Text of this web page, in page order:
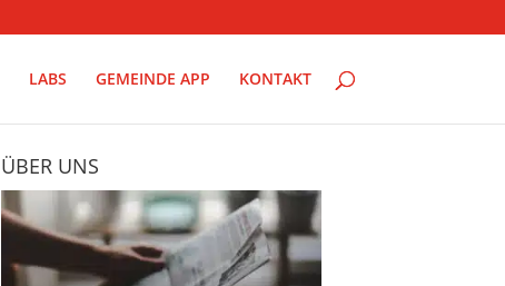
LABS GEMEINDE APP KONTAKT
ÜBER UNS